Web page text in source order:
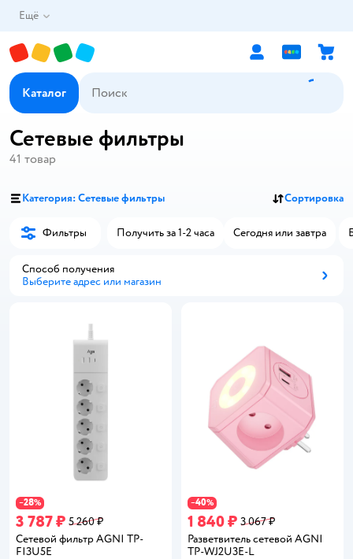
Ещё
Каталог
Сетевые фильтры
41 товар
Категория: Сетевые фильтры Сортировка
Фильтры Получить за 1-2 часа Сегодня или завтра
Способ получения
Выберите адрес или магазин
−28%
3 787 ₽ 5 260 ₽
Сетевой фильтр AGNI TP-
FI3U5E
−40%
1 840 ₽ 3 067 ₽
Разветвитель сетевой AGNI
TP-WJ2U3E-L